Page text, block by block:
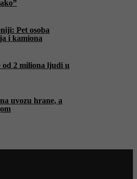
Pet osoba
i kamiona
od 2 miliona ljudi u
uvozu hrane, a